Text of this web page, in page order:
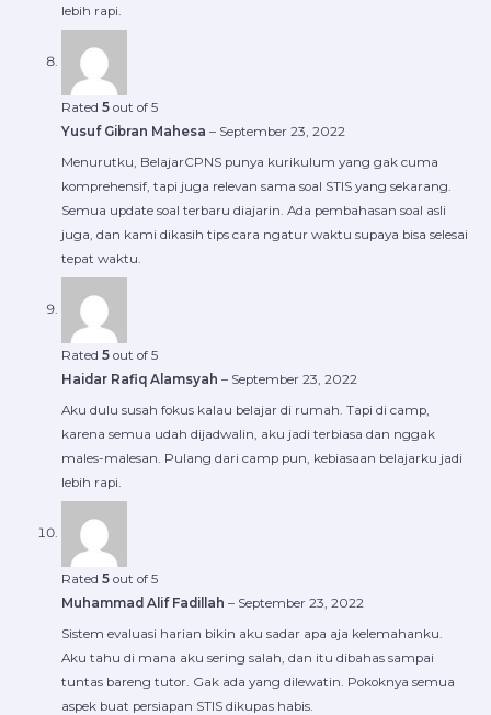
lebih rapi.
Rated 5out of 5
Yusuf Gibran Mahesa – September 23, 2022
Menurutku, BelajarCPNS punya kurikulum yang gak cuma
komprehensif, tapi juga relevan sama soal STIS yang sekarang.
Semua update soal terbaru diajarin. Ada pembahasan soal asli
juga, dan kami dikasih tips cara ngatur waktu supaya bisa selesai
tepat waktu.
Rated 5out of 5
Haidar Rafiq Alamsyah – September 23, 2022
Aku dulu susah fokus kalau belajar di rumah. Tapi di camp,
karena semua udah dijadwalin, aku jadi terbiasa dan nggak
males-malesan. Pulang dari camp pun, kebiasaan belajarku jadi
lebih rapi.
Rated 5out of 5
Muhammad Alif Fadillah – September 23, 2022
Sistem evaluasi harian bikin aku sadar apa aja kelemahanku.
Aku tahu di mana aku sering salah, dan itu dibahas sampai
tuntas bareng tutor. Gak ada yang dilewatin. Pokoknya semua
aspek buat persiapan STIS dikupas habis.